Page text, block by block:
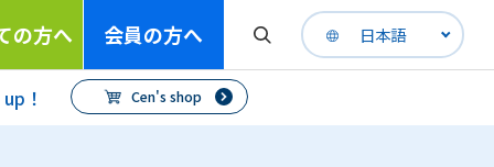
の方へ 会員の方へ 日本語
！ Cen's shop